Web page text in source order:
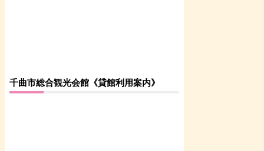
千曲市総合観光会館《貸館利用案内》